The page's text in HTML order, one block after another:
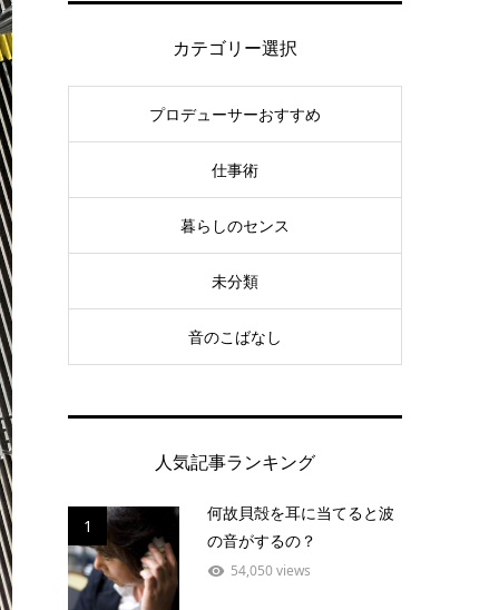
カテゴリー選択
プロデューサーおすすめ
仕事術
暮らしのセンス
未分類
音のこばなし
人気記事ランキング
1
何故貝殻を耳に当てると波
の音がするの？
54,050 views